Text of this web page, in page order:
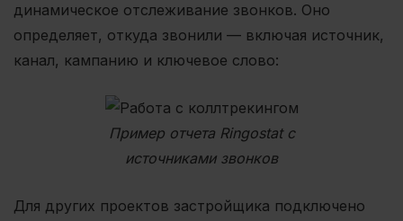
динамическое отслеживание звонков. Оно
определяет, откуда звонили — включая источник,
канал, кампанию и ключевое слово:
Пример отчета Ringostat с
источниками звонков
Для других проектов застройщика подключено